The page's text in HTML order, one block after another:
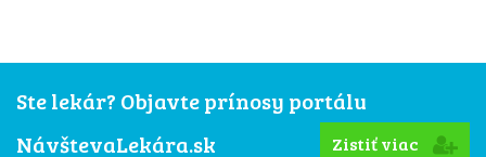
Ste lekár? Objavte prínosy portálu
NávštevaLekára.sk
Zistiť viac